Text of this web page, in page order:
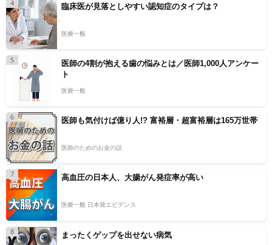
4 臨床医が見落としやすい認知症のタイプは？
医療一般
5
医師の4割が抱える歯の悩みとは／医師1,000人アンケー
ト
医療一般
6 医師も気付けば億り人!? 富裕層・超富裕層は165万世帯
医師のためのお金の話
7 高血圧の日本人、大腸がん発症率が高い
医療一般 日本発エビデンス
8 まったくゲップを出せない病気